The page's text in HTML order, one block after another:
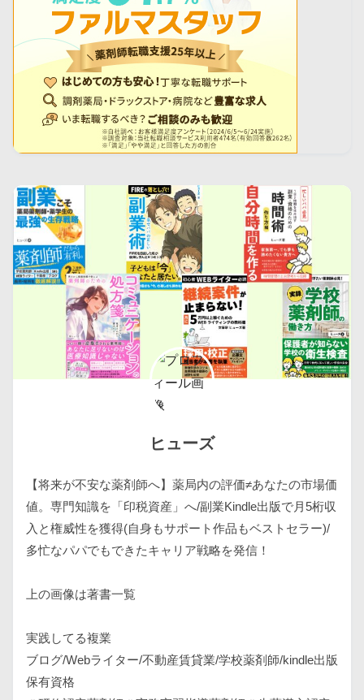
ヒューズ
【将来が不安な薬剤師へ】薬局内の評価≠あなたの市場価
値。専門知識を「印税資産」へ/副業Kindle出版で月5桁収
入と権威性を獲得(自身もサポート作品もベストセラー)/
多忙なパパでもできたキャリア戦略を発信！
上の画像は著書一覧
実践してる複業
ブログ/Webライター/不動産賃貸業/学校薬剤師/kindle出版
保有資格